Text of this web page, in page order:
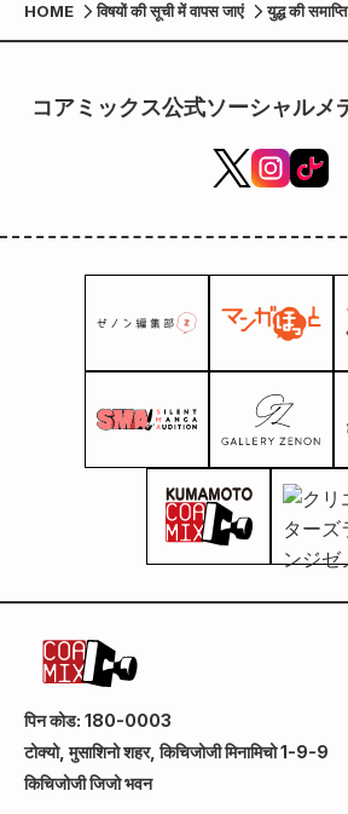
HOME विषयों की सूची में वापस जाएं
युद्ध की
के 100वें
भर में प्रदर्शित
コアミックス公式ソーシャルメ
पिन कोड: 180-0003
टोक्यो, मुसाशिनो शहर, किचिजोजी मिनामिचो 1-9-9
किचिजोजी जिजो भवन